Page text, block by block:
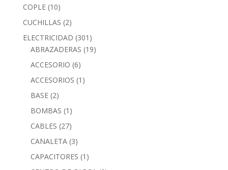
COPLE (10)
CUCHILLAS (2)
ELECTRICIDAD (301)
ABRAZADERAS (19)
ACCESORIO (6)
ACCESORIOS (1)
BASE (2)
BOMBAS (1)
CABLES (27)
CANALETA (3)
CAPACITORES (1)